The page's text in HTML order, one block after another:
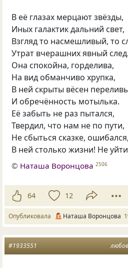
В её глазах мерцают звёзды,
Иных галактик дальний свет,
Взгляд то насмешливый, то
Утрат вчерашних явный след.
Она спокойна, горделива,
На вид обманчиво хрупка,
В ней скрыты вёсен
И обречённость мотылька.
Её забыть не раз пытался,
Твердил, что нам не по пути,
Не сбыться сказке, ошибался,
В ней столько жизни! Не
© Наташа Воронцова 2506
64 12
Опубликовала Наташа Воронцова
#1933551